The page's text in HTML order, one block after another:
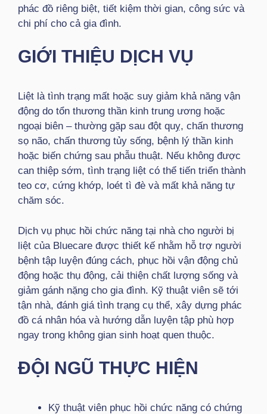
phác đồ riêng biệt, tiết kiệm thời gian, công sức và
chi phí cho cả gia đình.
GIỚI THIỆU DỊCH VỤ
Liệt là tình trạng mất hoặc suy giảm khả năng vận
động do tổn thương thần kinh trung ương hoặc
ngoại biên – thường gặp sau đột quỵ, chấn thương
sọ não, chấn thương tủy sống, bệnh lý thần kinh
hoặc biến chứng sau phẫu thuật. Nếu không được
can thiệp sớm, tình trạng liệt có thể tiến triển thành
teo cơ, cứng khớp, loét tì đè và mất khả năng tự
chăm sóc.
Dịch vụ phục hồi chức năng tại nhà cho người bị
liệt của Bluecare được thiết kế nhằm hỗ trợ người
bệnh tập luyện đúng cách, phục hồi vận động chủ
động hoặc thụ động, cải thiện chất lượng sống và
giảm gánh nặng cho gia đình. Kỹ thuật viên sẽ tới
tận nhà, đánh giá tình trạng cụ thể, xây dựng phác
đồ cá nhân hóa và hướng dẫn luyện tập phù hợp
ngay trong không gian sinh hoạt quen thuộc.
ĐỘI NGŨ THỰC HIỆN
Kỹ thuật viên phục hồi chức năng có chứng